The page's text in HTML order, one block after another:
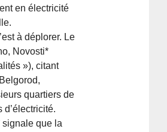
en électricité
à déplorer. Le
Novosti*
»), citant
quartiers de
d’électricité.
que la